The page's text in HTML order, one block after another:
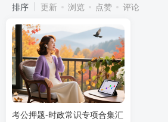
排序 更新 浏览 点赞 评论
考公押题-时政常识专项合集汇